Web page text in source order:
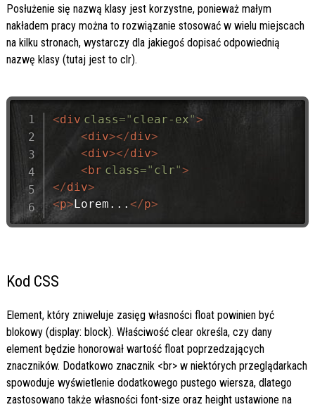
Posłużenie się nazwą klasy jest korzystne, ponieważ małym
nakładem pracy można to rozwiązanie stosować w wielu miejscach
na kilku stronach, wystarczy dla jakiegoś dopisać odpowiednią
nazwę klasy (tutaj jest to clr).
<div class=" clear-ex">
<div></div>
<div></div>
< br class=" clr">
</div>
<p>Lorem... </p>
Kod CSS
Element, który zniweluje zasięg własności float powinien być
blokowy (display: block). Właściwość clear określa, czy dany
element będzie honorował wartość float poprzedzających
znaczników. Dodatkowo znacznik <br> w niektórych przeglądarkach
spowoduje wyświetlenie dodatkowego pustego wiersza, dlatego
zastosowano także własności font-size oraz height ustawione na